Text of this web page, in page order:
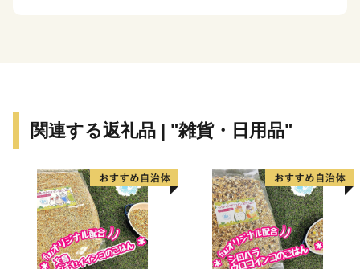
素晴らしい自然、歴史、文化を次の世代に引き継ぎ、
こち一番・可児」を目指しています！
皆さんの温かいご支援をお待ちしております。
申し込み後の内容変更・寄附金受領証明書・ワンストッ
関連する返礼品 | "雑貨・日用品"